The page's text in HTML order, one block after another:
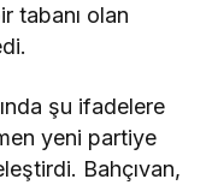
tabanı olan
şu ifadelere
yeni partiye
Bahçıvan,